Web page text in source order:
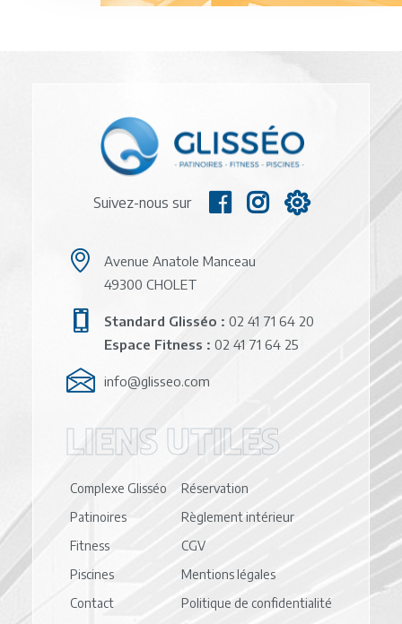
Suivez-nous sur
Avenue Anatole Manceau
49300 CHOLET
Standard Glisséo : 02 41 71 64 20
Espace Fitness : 02 41 71 64 25
info@glisseo.com
LIENS UTILES
Complexe Glisséo
Patinoires
Fitness
Piscines
Contact
Réservation
Règlement intérieur
CGV
Mentions légales
Politique de confidentialité